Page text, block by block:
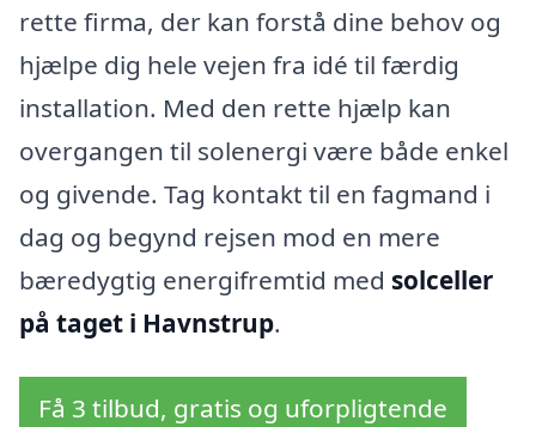
rette firma, der kan forstå dine behov og
hjælpe dig hele vejen fra idé til færdig
installation. Med den rette hjælp kan
overgangen til solenergi være både enkel
og givende. Tag kontakt til en fagmand i
dag og begynd rejsen mod en mere
bæredygtig energifremtid med solceller
på taget i Havnstrup.
Få 3 tilbud, gratis og uforpligtende